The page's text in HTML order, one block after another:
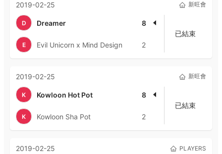
2019-02-25 新旺會
D Dreamer 8
E Evil Unicorn x Mind Design 2
已結束
2019-02-25 新旺會
K Kowloon Hot Pot 8
K Kowloon Sha Pot 2
已結束
2019-02-25 PLAYERS